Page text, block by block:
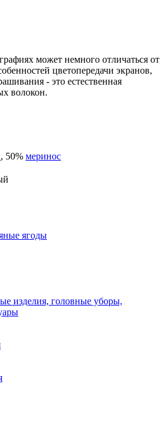
может немного отличаться от
цветопередачи экранов,
- это естественная
волокон.
, 50% меринос
ягоды
изделия, головные уборы,